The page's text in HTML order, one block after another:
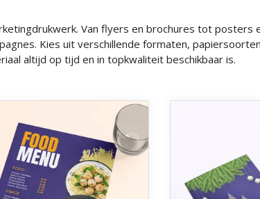
Van flyers en brochures tot
Kies uit verschillende formaten,
altijd op tijd en in topkwaliteit beschikbaar is.
Menukaarten kunststof